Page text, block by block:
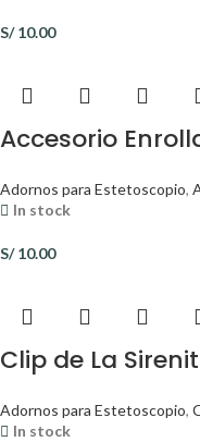
S/10.00
Accesorio
Adornos para Estetoscopio,
In stock
S/10.00
Clip de La
Adornos para Estetoscopio,
In stock